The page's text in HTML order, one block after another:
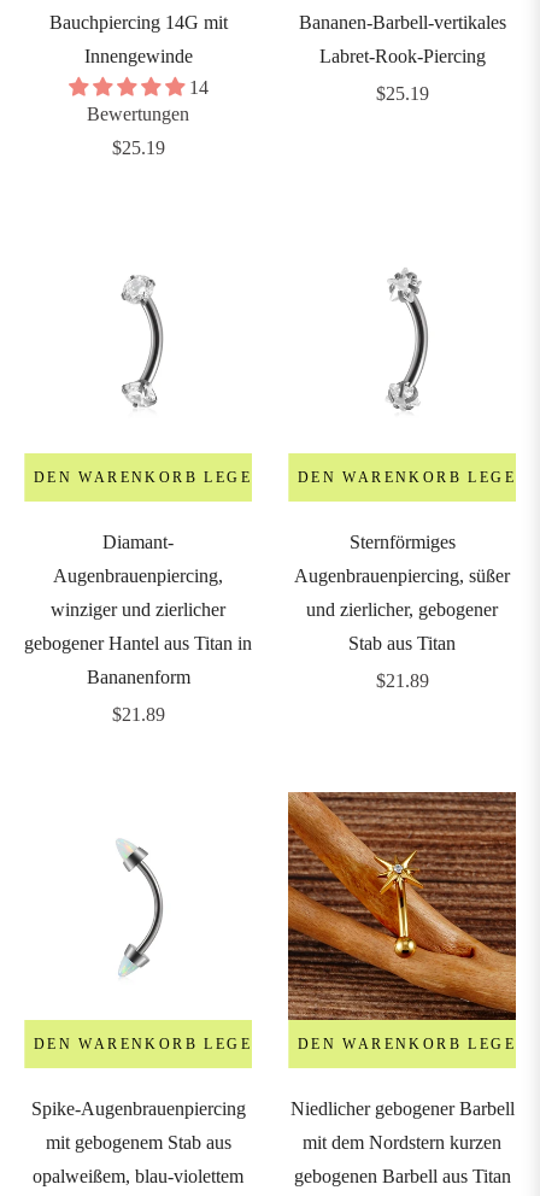
Bauchpiercing 14G mit
Innengewinde
14
Bewertungen
Regulärer
$25.19
Bananen-Barbell-vertikales
Labret-Rook-Piercing
Regulärer
$25.19
IN DEN WARENKORB LEGEN
Diamant-
Augenbrauenpiercing,
winziger und zierlicher
gebogener Hantel aus Titan in
Bananenform
Regulärer
$21.89
IN DEN WARENKORB LEGEN
Sternförmiges
Augenbrauenpiercing, süßer
und zierlicher, gebogener
Stab aus Titan
Regulärer
$21.89
IN DEN WARENKORB LEGEN
Spike-Augenbrauenpiercing
mit gebogenem Stab aus
opalweißem, blau-violettem
IN DEN WARENKORB LEGEN
Niedlicher gebogener Barbell
mit dem Nordstern kurzen
gebogenen Barbell aus Titan